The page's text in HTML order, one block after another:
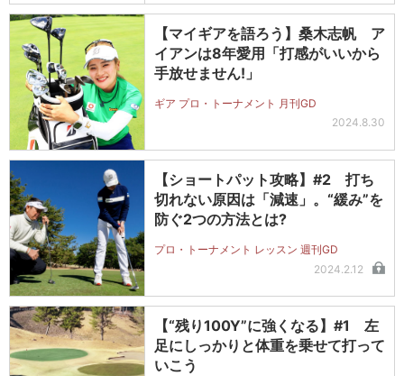
【マイギアを語ろう】桑木志帆 ア
イアンは8年愛用「打感がいいから
手放せません!」
ギア プロ・トーナメント 月刊GD
2024.8.30
【ショートパット攻略】#2 打ち
切れない原因は「減速」。“緩み”を
防ぐ2つの方法とは?
プロ・トーナメント レッスン 週刊GD
2024.2.12
【“残り100Y”に強くなる】#1 左
足にしっかりと体重を乗せて打って
いこう